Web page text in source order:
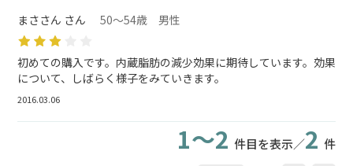
まささん さん 50～54歳 男性
初めての購入です。内蔵脂肪の減少効果に期待しています。効果
について、しばらく様子をみていきます。
2016.03.06
1～2 件目を表示／2 件